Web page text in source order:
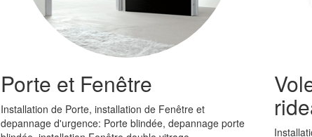
Porte et Fenêtre
Installation de Porte, installation de Fenêtre et
depannage d'urgence: Porte blindée, depannage porte